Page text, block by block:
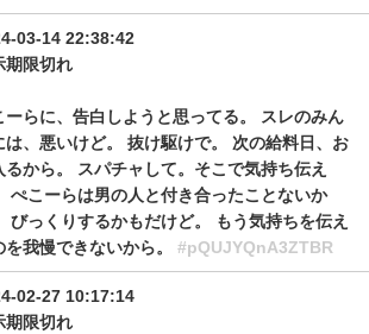
03-14 22:38:42
期限切れ
ーらに、告白しようと思ってる。 スレのみん
は、悪いけど。 抜け駆けで。 次の給料日、お
るから。 スパチャして。そこで気持ち伝え
ぺこーらは男の人と付き合ったことないか
びっくりするかもだけど。 もう気持ちを伝え
を我慢できないから。 #pQUJYQnA3ZTBR
02-27 10:17:14
期限切れ